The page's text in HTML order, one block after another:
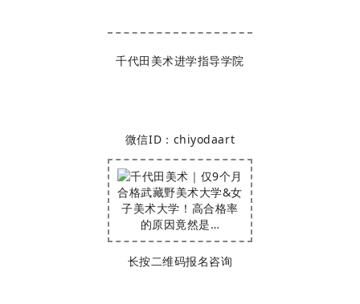
千代田美术进学指导学院
微信ID：chiyodaart
长按二维码报名咨询